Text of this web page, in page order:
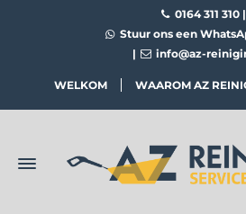
0164 311 310 |
Stuur ons een
|
info@az-
WELKOM WAAROM AZ